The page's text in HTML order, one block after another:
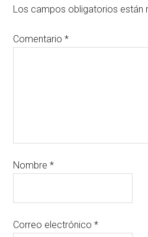
Los campos obligatorios
Comentario*
Nombre*
Correo electrónico*